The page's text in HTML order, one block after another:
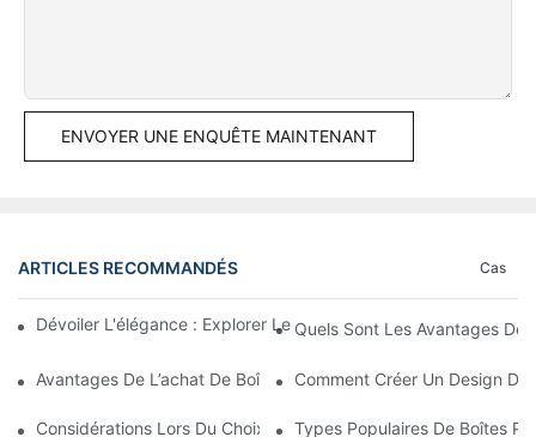
ENVOYER UNE ENQUÊTE MAINTENANT
ARTICLES RECOMMANDÉS Cas
Dévoiler L'élégance : Explorer Le Monde Des Boîtes À Bijoux En
Quels Sont Les Avantages
Avantages De L’achat De Boîtes Personnalisées En Gros
Comment Créer Un Design
Considérations Lors Du Choix D'un Fournisseur D'emballages
Types Populaires De Boîtes